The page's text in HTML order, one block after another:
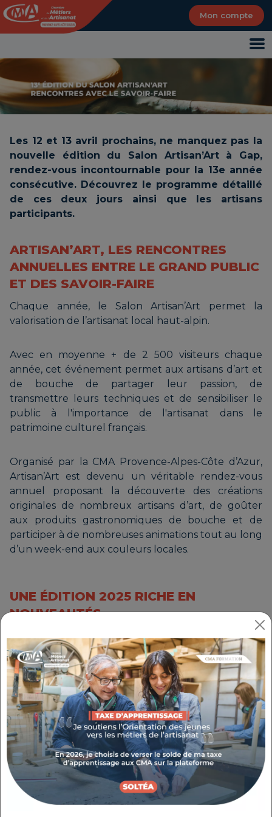
Mon compte
Les 12 et 13 avril prochains, ne manquez pas la
nouvelle édition du Salon Artisan’Art à Gap,
rendez-vous incontournable pour la 13e année
consécutive. Découvrez le programme détaillé
de ces deux jours ainsi que les artisans
participants.
ARTISAN’ART, LES RENCONTRES
ANNUELLES ENTRE LE GRAND PUBLIC
ET DES SAVOIR-FAIRE
Chaque année, le Salon Artisan’Art permet la
valorisation de l’artisanat local haut-alpin.
Avec en moyenne + de 2 500 visiteurs chaque
année, cet événement permet aux artisans d’art et
de bouche de partager leur passion, de
transmettre leurs techniques et de sensibiliser le
public à l'importance de l'artisanat dans le
patrimoine culturel français.
Organisé par la CMA Provence-Alpes-Côte d’Azur,
Artisan’Art est devenu un véritable rendez-vous
annuel proposant la découverte des créations
originales de nombreux artisans d’art, de goûter
aux produits gastronomiques de bouche et de
participer à de nombreuses animations tout au long
d’un week-end aux couleurs locales.
UNE ÉDITION 2025 RICHE EN
NOUVEAUTÉS
La 13ème édition de ce rendez-vous
incontournable se déroulera, comme chaque
année, au Quattro à Gap, les 12 et 13 avril 2025.
Retrouvez le programme complet ainsi que les
artisans participants à cette édition 2025.
LES ARTISANS PARTICIPANTS
35 artisans vous proposent de leur rendre visite sur
le salon. Découvrez les artisans d’art et de bouche à
rencontrer les 12 et 13 avril prochains :
Panneau de gestion des cookies